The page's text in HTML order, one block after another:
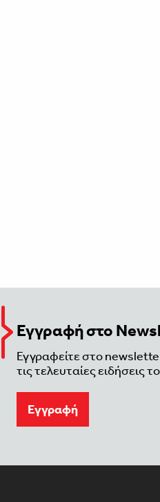
Εγγραφή στο
Εγγραφείτε στο
τις τελευταίες ειδήσεις
Eγγραφή